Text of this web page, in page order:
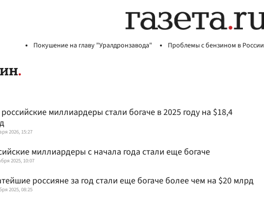
Покушение на главу "Уралдронзавода" Проблемы с бензином в России
миллиардеры стали богаче в 2025 году на $18,4
2026, 15:27
миллиардеры с начала года стали еще богаче
2025, 10:07
россияне за год стали еще богаче более чем на $20 млрд
2025, 08:25